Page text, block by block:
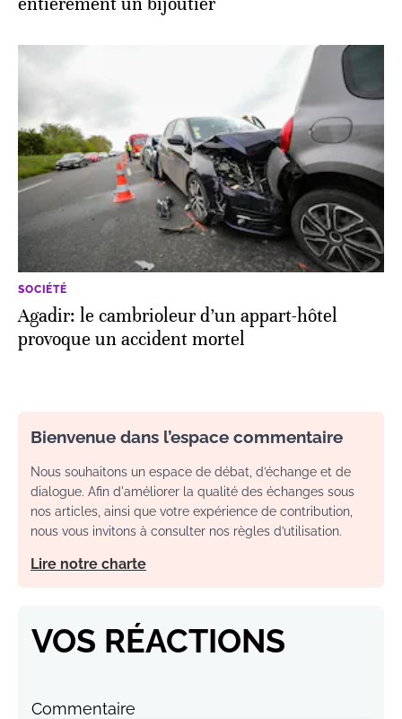
SOCIÉTÉ
Agadir: le cambrioleur d’un appart-hôtel
provoque un accident mortel
Bienvenue dans l’espace commentaire
Nous souhaitons un espace de débat, d’échange et de
dialogue. Afin d'améliorer la qualité des échanges sous
nos articles, ainsi que votre expérience de contribution,
nous vous invitons à consulter nos règles d’utilisation.
Lire notre charte
VOS RÉACTIONS
Commentaire